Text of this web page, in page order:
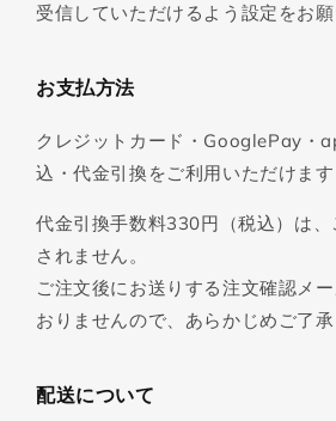
受信していただけるよう設定をお願
お支払方法
クレジットカード・GooglePay・
込・代金引換をご利用いただけます
代金引換手数料330円（税込）は
されません。
ご注文後にお送りする注文確認メ
おりませんので、あらかじめご了承
配送について